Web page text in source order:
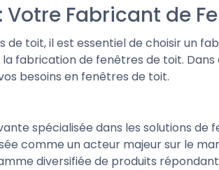
Votre Fabricant de
de toit, il est essentiel de choisir un
la fabrication de fenêtres de toit.
besoins en fenêtres de toit.
spécialisée dans les solutions
comme un acteur majeur sur le
diversifiée de produits